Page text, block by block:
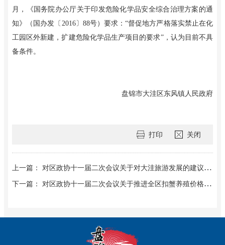
月，《国务院办公厅关于印发危险化学品安全综合治理方案的通
知》（国办发〔2016〕88号）要求：“督促地方严格落实禁止在化
工园区外新建，扩建危险化学品生产项目的要求”，认为目前不具
备条件。
盘锦市大洼区东风镇人民政府
打印 关闭
上一篇： 对区政协十一届二次会议关于对大洼旅游发展的建议（第202309号）提案的答复
下一篇： 对区政协十一届二次会议关于推进全区扣蟹养殖价格指数保险的建议（第202307号）提案的答复